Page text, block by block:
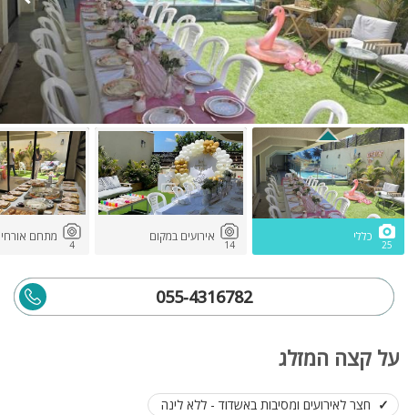
25
כללי
14
אירועים במקום
4
מתחם
055-4316782
על קצה המזלג
חצר לאירועים ומסיבות באשדוד - ללא לינה